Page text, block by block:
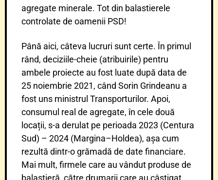
agregate minerale. Tot din balastierele
controlate de oamenii PSD!
Până aici, câteva lucruri sunt certe. În primul
rând, deciziile-cheie (atribuirile) pentru
ambele proiecte au fost luate după data de
25 noiembrie 2021, când Sorin Grindeanu a
fost uns ministrul Transporturilor. Apoi,
consumul real de agregate, în cele două
locații, s-a derulat pe perioada 2023 (Centura
Sud) – 2024 (Margina–Holdea), așa cum
rezultă dintr-o grămadă de date financiare.
Mai mult, firmele care au vândut produse de
balastieră, către drumarii care au câștigat